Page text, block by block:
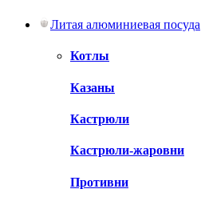
Литая алюминиевая посуда
Котлы
Казаны
Кастрюли
Кастрюли-жаровни
Противни